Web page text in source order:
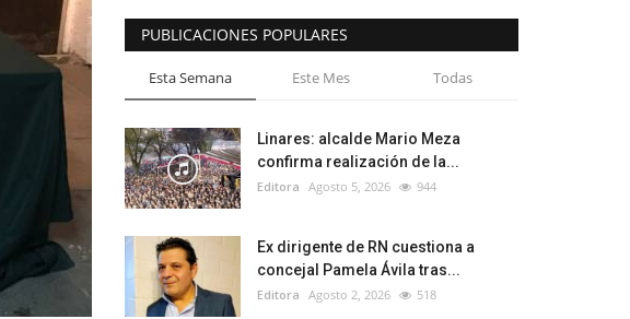
PUBLICACIONES POPULARES
Esta Semana Este Mes Todas
Linares: alcalde Mario Meza
confirma realización de la...
Editora Agosto 5, 2026 944
Ex dirigente de RN cuestiona a
concejal Pamela Ávila tras...
Editora Agosto 2, 2026 518